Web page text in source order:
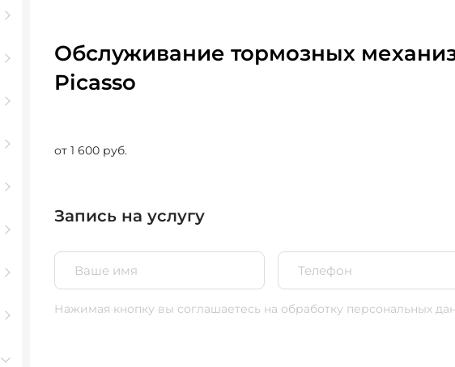
Обслуживание тормозных
Picasso
от 1 600 руб.
Запись на услугу
Нажимая кнопку вы соглашаетесь на обработку персональных